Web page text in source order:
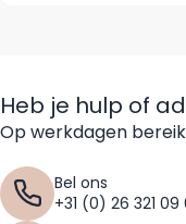
Heb je hulp of
Op werkdagen
Bel ons
+31 (0) 26 321 09